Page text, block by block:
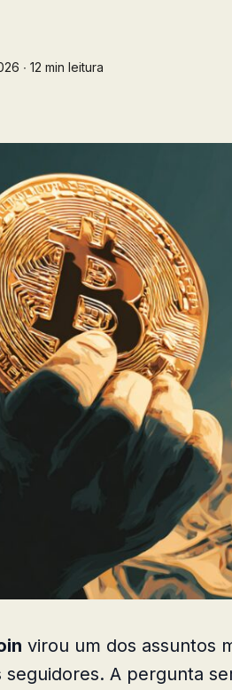
∙ 12 min leitura
virou um dos assuntos
A pergunta